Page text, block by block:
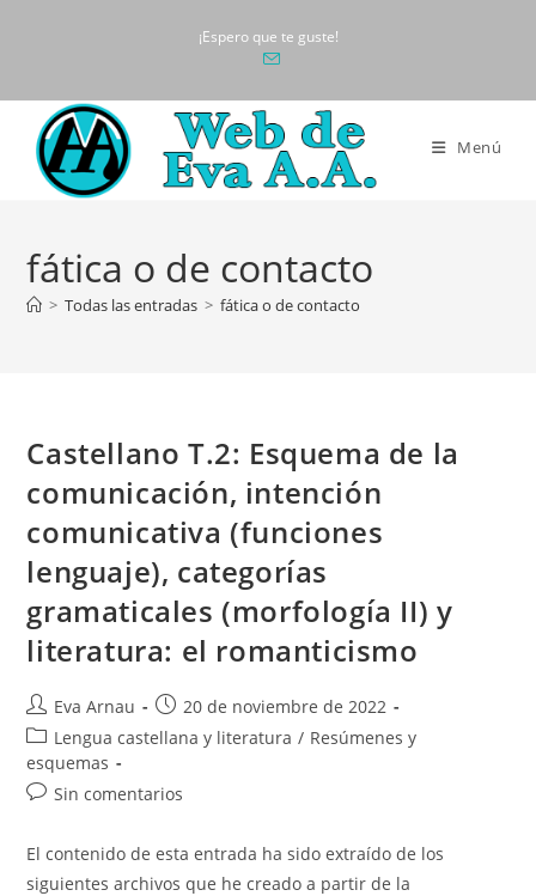
¡Espero que te guste!
Menú
fática o de contacto
> Todas las entradas > fática o de contacto
Castellano T.2: Esquema de la
comunicación, intención
comunicativa (funciones
lenguaje), categorías
gramaticales (morfología II) y
literatura: el romanticismo
Autor
de
la
entrada:
Eva Arnau
Publicación
de
20 de noviembre de 2022
Categoría
de
la
Lengua castellana y literatura / Resúmenes y
esquemas
Comentarios
la
entrada:
Sin comentarios
El contenido de esta entrada ha sido extraído de los
siguientes archivos que he creado a partir de la